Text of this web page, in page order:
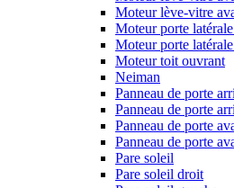
Moteur lève-vitre
Moteur porte
Moteur porte
Moteur toit ouvrant
Neiman
Panneau de porte
Panneau de porte
Panneau de porte
Panneau de porte
Pare soleil
Pare soleil droit